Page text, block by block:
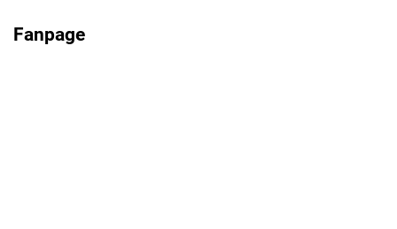
Fanpage